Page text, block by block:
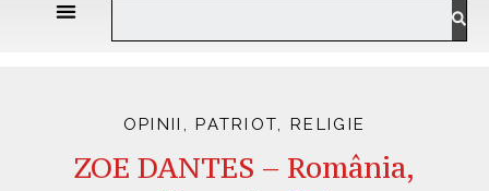
OPINII ,PATRIOT,RELIGIE
ZOE DANTES – România,